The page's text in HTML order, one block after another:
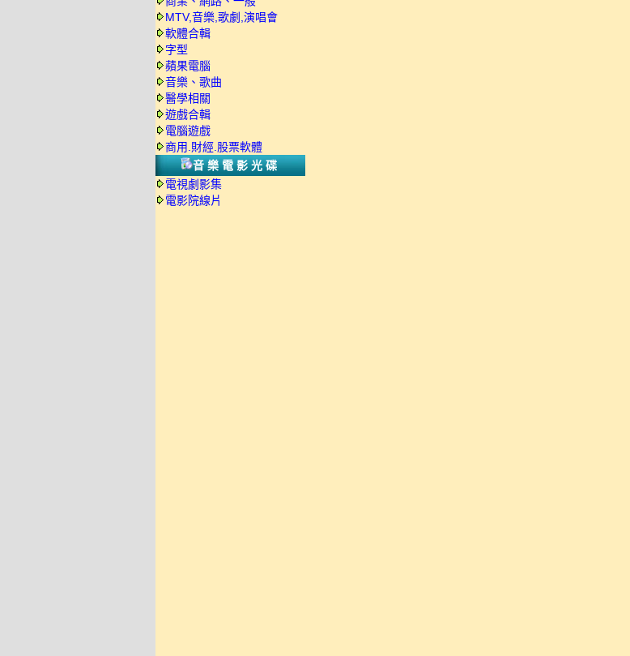
MTV,音樂,歌劇,演唱會
軟體合輯
字型
蘋果電腦
音樂、歌曲
醫學相關
遊戲合輯
電腦遊戲
商用.財經.股票軟體
音樂電影光碟
電視劇影集
電影院線片